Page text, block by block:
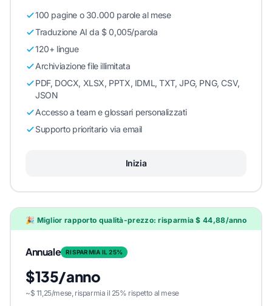
100 pagine o 30.000 parole al mese
Traduzione AI da $ 0,005/parola
120+ lingue
Archiviazione file illimitata
PDF, DOCX, XLSX, PPTX, IDML, TXT, JPG, PNG, CSV,
JSON
Accesso a team e glossari personalizzati
Supporto prioritario via email
Inizia
🎉 Miglior rapporto qualità-prezzo: risparmia $ 44,88/anno
Annuale RISPARMIA IL 25%
$135/anno
~$ 11,25/mese, risparmia il 25% rispetto al mese